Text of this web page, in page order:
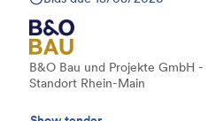
B&O Bau und Projekte GmbH -
Standort Rhein-Main